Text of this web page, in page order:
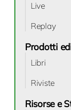
Live
Replay
Prodotti
Libri
Riviste
Risorse e